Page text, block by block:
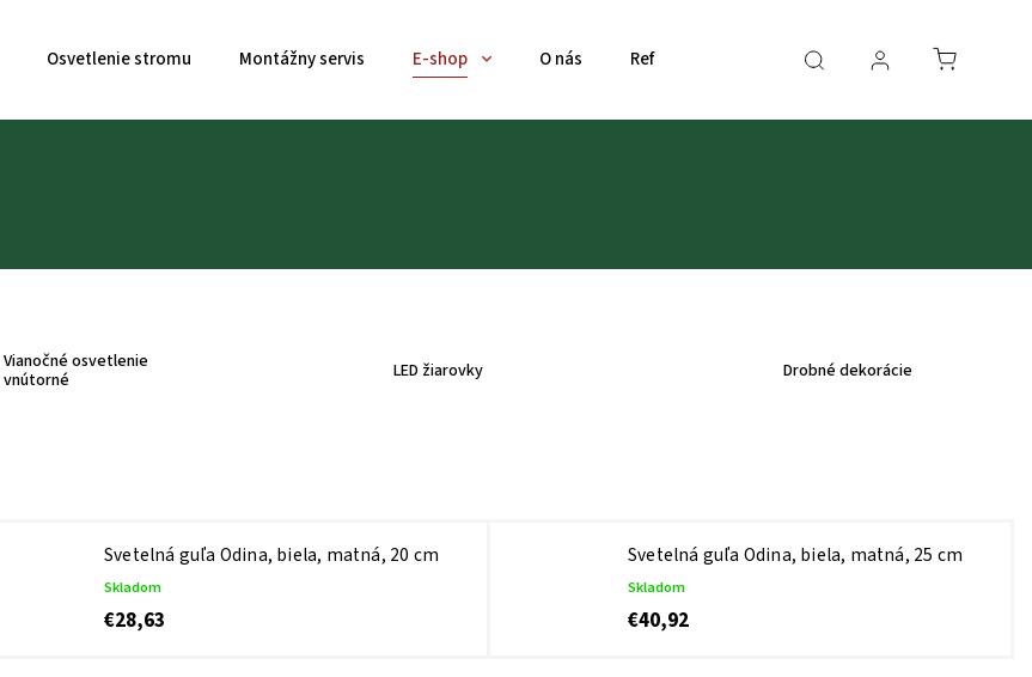
Osvetlenie stromu Montážny servis E-shop O nás Referencie Kamenná predajňa Kontakty
Vianočné osvetlenie
vnútorné
LED žiarovky Drobné dekorácie
Svetelná guľa Odina, biela, matná, 20 cm
Skladom
€28,63
Svetelná guľa Odina, biela, matná, 25 cm
Skladom
€40,92